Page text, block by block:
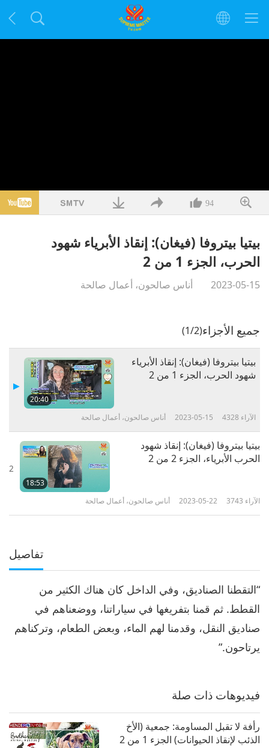
94
بيتيا بيتروفا (فيغان): إنقاذ الأبرياء شهود
الحرب، الجزء 1 من 2
2023-05-15 أناس صالحون، أعمال صالحة
جميع الأجزاء(1/2)
20:40
بيتيا بيتروفا (فيغان): إنقاذ الأبرياء
شهود الحرب، الجزء 1 من 2
أناس صالحون، أعمال صالحة 2023-05-15 4328 الآراء
2
18:53
بيتيا بيتروفا (فيغان): إنقاذ شهود
الحرب الأبرياء، الجزء 2 من 2
أناس صالحون، أعمال صالحة 2023-05-22 3743 الآراء
تفاصيل
“التقطنا الصناديق، وفي الداخل كان هناك الكثير من
القطط. ثم قمنا بتفريغها في سياراتنا، ووضعناهم في
صناديق النقل، وقدمنا لهم الماء، وبعض الطعام، وتركناهم
يرتاحون.”
فيديوهات ذات صلة
رأفة لا تقبل المساومة: جمعية (الأخ
الذئب لإنقاذ الحيوانات) الجزء 1 من 2